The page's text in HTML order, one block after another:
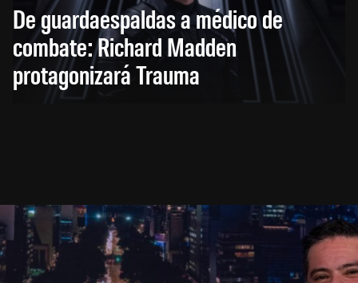
De guardaespaldas a médico de
combate: Richard Madden
protagonizará Trauma